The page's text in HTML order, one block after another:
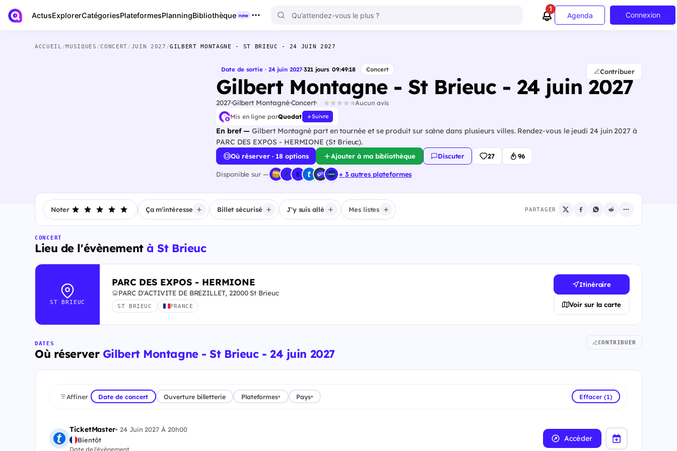
ActusExplorerCatégoriesPlateformesPlanningBibliothèque new
1
Agenda Connexion
ACCUEIL /MUSIQUES /CONCERT/JUIN 2027 /GILBERT MONTAGNE - ST BRIEUC - 24 JUIN 2027
Date de sortie · 24 juin 2027·321 jours 09:49:17 Concert
Gilbert Montagne - St Brieuc - 24 juin 2027
2027Gilbert MontagnéConcert Aucun avis
Mis en ligne parQuodat Suivre
En bref — Gilbert Montagné part en tournée et se produit sur scène dans plusieurs villes. Rendez-vous le jeudi 24 juin 2027 à
PARC DES EXPOS - HERMIONE (St Brieuc).
Contribuer
Où réserver · 18 options Ajouter à ma bibliothèque Discuter 27 96
Disponible sur — + 3 autres plateformes
Noter Ça m'intéresse Billet sécurisé J'y suis allé Mes listes PARTAGER
CONCERT
Lieu de l'évènementà St Brieuc
ST BRIEUC
PARC DES EXPOS - HERMIONE
PARC D'ACTIVITE DE BREZILLET, 22000 St Brieuc
ST BRIEUC FRANCE
Itinéraire
Voir sur la carte
DATES
Où réserver Gilbert Montagne - St Brieuc - 24 juin 2027
CONTRIBUER
Affiner Date de concert Ouverture billetterie Plateformes▾ Pays▾ Effacer (1)
TicketMaster• 24 Juin 2027 À 20h00
Bientôt
Date de l'évènement
Accéder